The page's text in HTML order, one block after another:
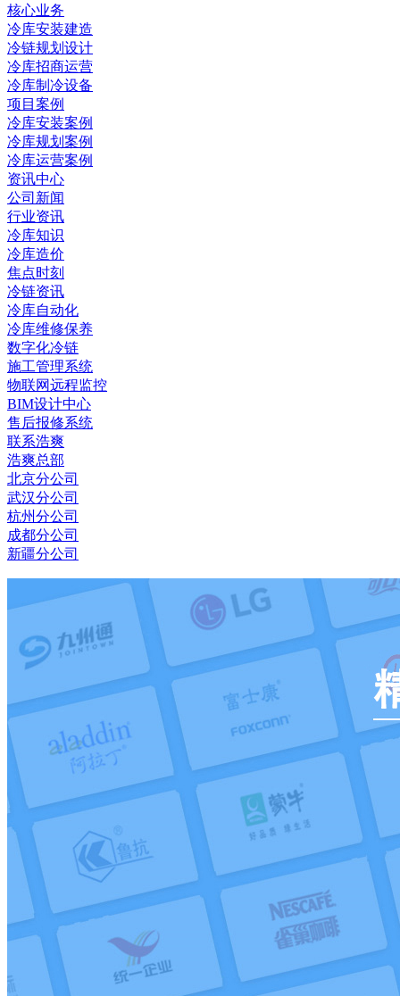
核心业务
冷库安装建造
冷链规划设计
冷库招商运营
冷库制冷设备
项目案例
冷库安装案例
冷库规划案例
冷库运营案例
资讯中心
公司新闻
行业资讯
冷库知识
冷库造价
焦点时刻
冷链资讯
冷库自动化
冷库维修保养
数字化冷链
施工管理系统
物联网远程监控
BIM设计中心
售后报修系统
联系浩爽
浩爽总部
北京分公司
武汉分公司
杭州分公司
成都分公司
新疆分公司